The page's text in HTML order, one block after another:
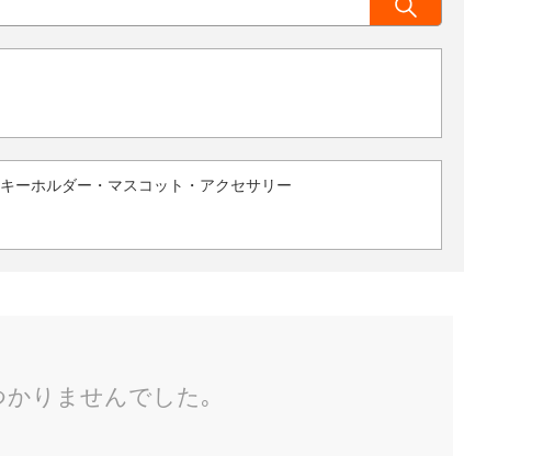
キーホルダー・マスコット・アクセサリー